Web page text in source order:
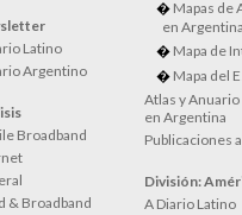
Latino
Argentino
Broadband
& Broadband
Mapas de
en
Mapa de
Mapa del
Atlas y
en Argentina
Publicaciones
División:
A Diario Latino